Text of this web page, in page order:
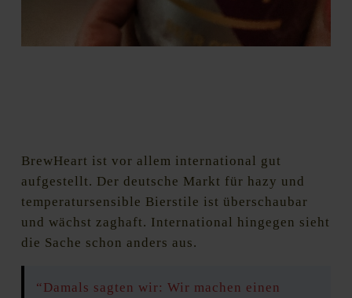
BrewHeart ist vor allem international gut
aufgestellt. Der deutsche Markt für hazy und
temperatursensible Bierstile ist überschaubar
und wächst zaghaft. International hingegen sieht
die Sache schon anders aus.
“Damals sagten wir: Wir machen einen